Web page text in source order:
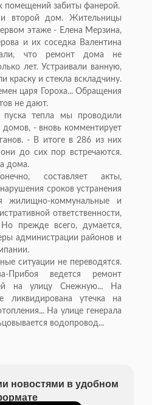
помещений забиты фанерой.
второй дом. Жительницы
этаже - Елена Мерзина,
и их соседка Валентина
что ремонт дома не
лет. Устраивали ванную,
краску и стекла вскладчину.
царя Гороха... Обращения
не дают.
тепла мы проводили
домов, - вновь комментирует
- В итоге в 286 из них
до сих пор встречаются.
дома.
составляет акты,
сроков устранения
жилищно-коммунальные и
ответственности,
прежде всего, думается,
администрации районов и
ситуации не переводятся.
Прибоя ведется ремонт
на улицу Снежную... На
ликвидирована утечка на
На улице генерала
водопровод...
новостями в удобном